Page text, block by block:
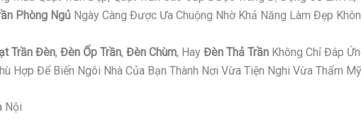
Phòng Ngủ Ngày Càng Được Ưa Chuộng Nhờ Khả Năng Làm Đẹp
Trần Đèn, Đèn Ốp Trần, Đèn Chùm, Hay Đèn Thả Trần Không Chỉ Đáp
Hợp Để Biến Ngôi Nhà Của Bạn Thành Nơi Vừa Tiện Nghi Vừa Thẩm
Nội